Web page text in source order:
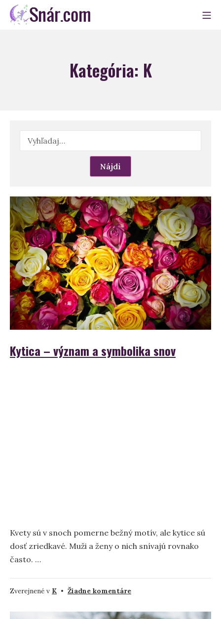
Skip
Kategória: K
Hľadať:
Kytica – význam a symbolika snov
Kvety sú v snoch pomerne bežný motív, ale kytice sú
dosť zriedkavé. Muži a ženy o nich snívajú rovnako
často. …
Zverejnené v K • Žiadne komentárena
–